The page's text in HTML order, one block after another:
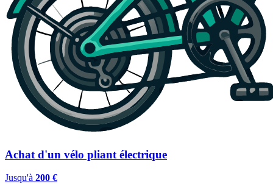
Achat d'un vélo pliant électrique
Jusqu'à 200 €